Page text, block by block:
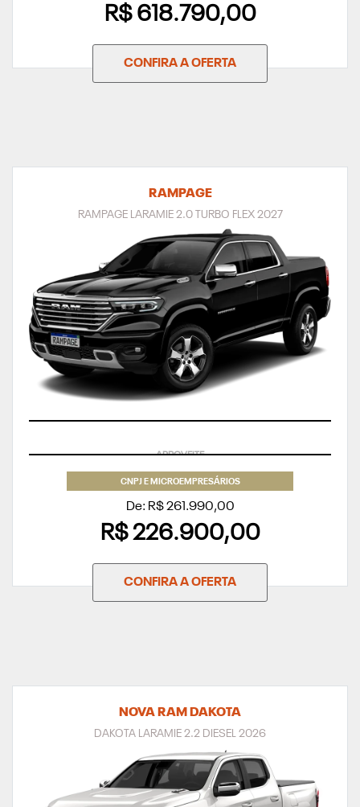
R$ 618.790,00
CONFIRA A OFERTA
RAMPAGE
RAMPAGE LARAMIE 2.0 TURBO FLEX 2027
CNPJ E MICROEMPRESÁRIOS
De: R$ 261.990,00
R$ 226.900,00
CONFIRA A OFERTA
NOVA RAM DAKOTA
DAKOTA LARAMIE 2.2 DIESEL 2026